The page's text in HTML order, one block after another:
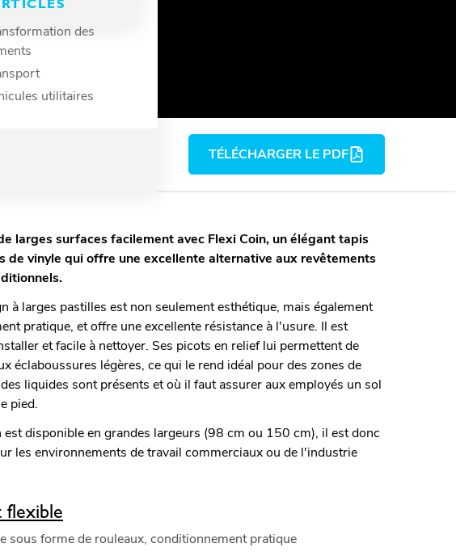
manufacturier
des
utilitaires
TÉLÉCHARGER LE PDF
larges surfaces facilement avec Flexi Coin, un élégant tapis
de vinyle qui offre une excellente alternative aux revêtements
à larges pastilles est non seulement esthétique, mais également
pratique, et offre une excellente résistance à l'usure. Il est
et facile à nettoyer. Ses picots en relief lui permettent de
éclaboussures légères, ce qui le rend idéal pour des zones de
liquides sont présents et où il faut assurer aux employés un sol
pied.
est disponible en grandes largeurs (98 cm ou 150 cm), il est donc
les environnements de travail commerciaux ou de l'industrie
flexible
sous forme de rouleaux, conditionnement pratique